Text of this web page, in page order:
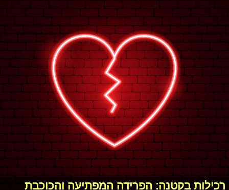
רכילות בקטנה: הפרידה המפתיעה והכוכבת